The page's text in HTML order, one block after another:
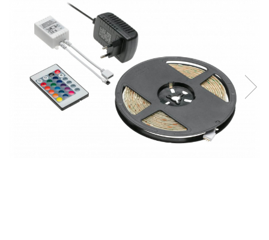
Solutii de curatat & adezivi
Canturi ABS
Alte accesorii mobila
Clesti/ patenti
Surubelnite
Nivela bule/ laser
Alte scule & unelte